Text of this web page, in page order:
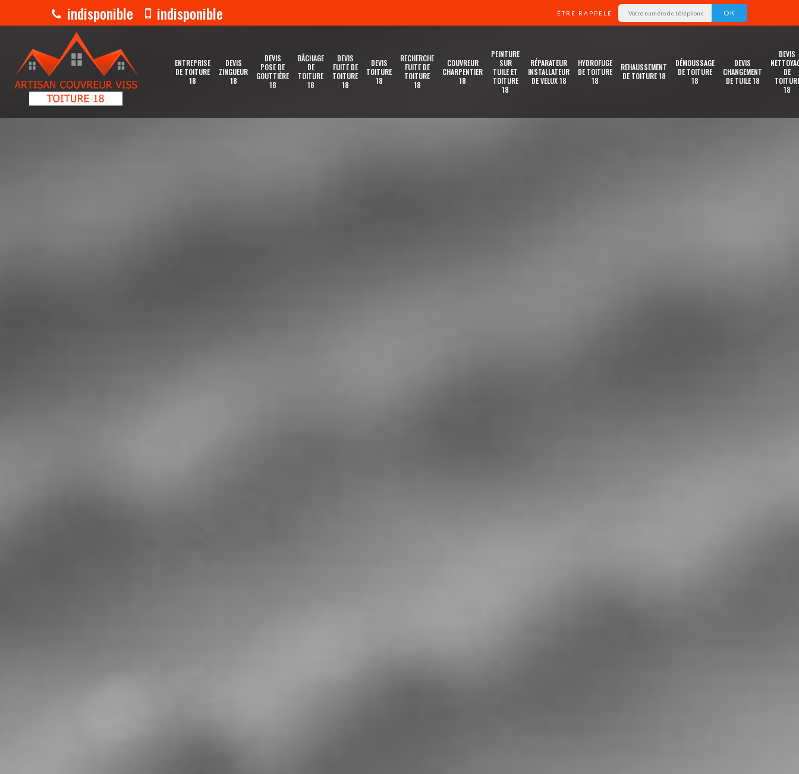
indisponible indisponible ÊTRE RAPPELÉ
ENTREPRISE
DE TOITURE
18
DEVIS
ZINGUEUR
18
DEVIS
POSE DE
GOUTTIÈRE
18
BÂCHAGE
DE
TOITURE
18
DEVIS
FUITE DE
TOITURE
18
DEVIS
TOITURE
18
RECHERCHE
FUITE DE
TOITURE
18
COUVREUR
CHARPENTIER
18
PEINTURE
SUR
TUILE ET
TOITURE
18
RÉPARATEUR
INSTALLATEUR
DE VELUX 18
HYDROFUGE
DE TOITURE
18
REHAUSSEMENT
DE TOITURE 18
DÉMOUSSAGE
DE TOITURE
18
DEVIS
CHANGEMENT
DE TUILE 18
DEVIS
DE
18